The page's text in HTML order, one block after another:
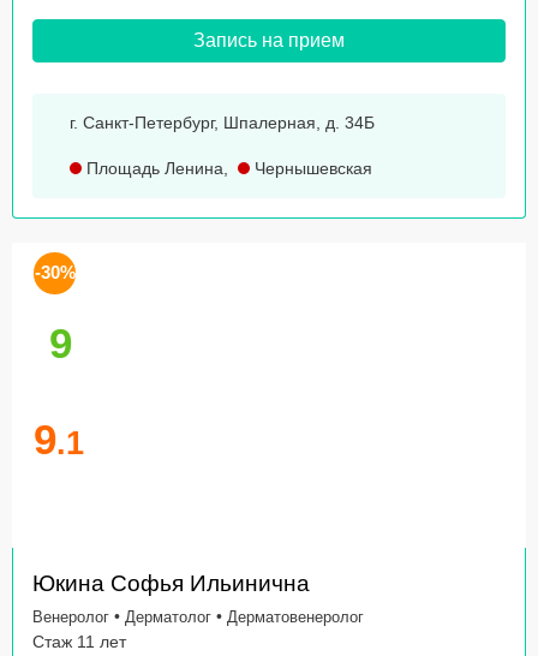
Запись на прием
г. Санкт-Петербург, Шпалерная, д. 34Б
Площадь Ленина, Чернышевская
-30%
9
9.1
Юкина Софья Ильинична
Венеролог • Дерматолог • Дерматовенеролог
Стаж 11 лет